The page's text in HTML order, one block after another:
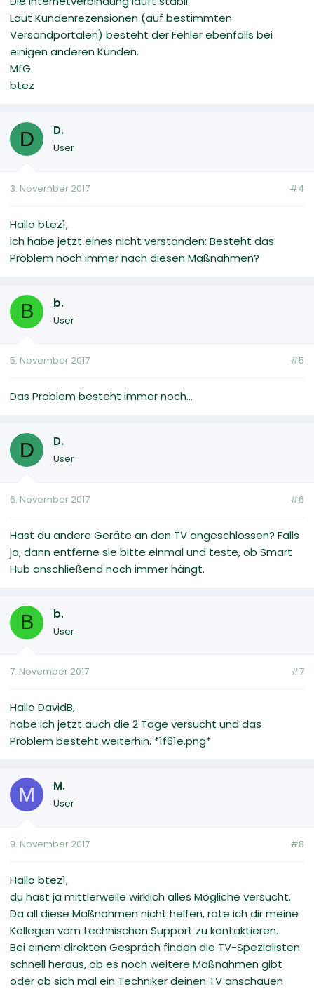
Laut Kundenrezensionen (auf bestimmten
Versandportalen) besteht der Fehler ebenfalls bei
einigen anderen Kunden.
MfG
btez
D D.
User
3. November 2017 #4
Hallo btez1,
ich habe jetzt eines nicht verstanden: Besteht das
Problem noch immer nach diesen Maßnahmen?
B b.
User
5. November 2017 #5
Das Problem besteht immer noch...
D D.
User
6. November 2017 #6
Hast du andere Geräte an den TV angeschlossen? Falls
ja, dann entferne sie bitte einmal und teste, ob Smart
Hub anschließend noch immer hängt.
B b.
User
7. November 2017 #7
Hallo DavidB,
habe ich jetzt auch die 2 Tage versucht und das
Problem besteht weiterhin. *1f61e.png*
M M.
User
9. November 2017 #8
Hallo btez1,
du hast ja mittlerweile wirklich alles Mögliche versucht.
Da all diese Maßnahmen nicht helfen, rate ich dir meine
Kollegen vom technischen Support zu kontaktieren.
Bei einem direkten Gespräch finden die TV-Spezialisten
schnell heraus, ob es noch weitere Maßnahmen gibt
oder ob sich mal ein Techniker deinen TV anschauen